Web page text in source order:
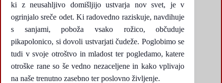
ki z neusahljivo domišljijo ustvarja nov svet, je v
ogrinjalo sreče odet. Ki radovedno raziskuje, navdihuje
s sanjami, poboža vsako rožico, občuduje
pikapolonico, si dovoli ustvarjati čudeže. Poglobimo se
tudi v svoje otroštvo in mladost ter pogledamo, katere
otroške rane so še vedno nezaceljene in kako vplivajo
na naše trenutno zasebno ter poslovno življenje.